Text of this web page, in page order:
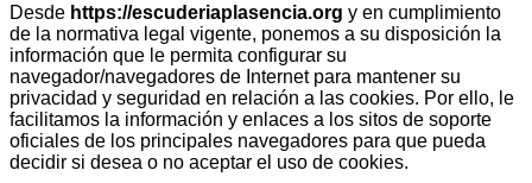
Desde https://escuderiaplasencia.org y en cumplimiento
de la normativa legal vigente, ponemos a su disposición la
información que le permita configurar su
navegador/navegadores de Internet para mantener su
privacidad y seguridad en relación a las cookies. Por ello, le
facilitamos la información y enlaces a los sitos de soporte
oficiales de los principales navegadores para que pueda
decidir si desea o no aceptar el uso de cookies.